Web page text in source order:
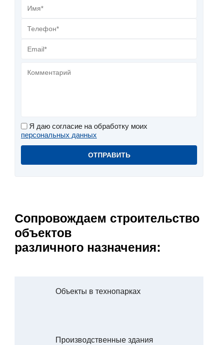
Я даю согласие на обработку моих
персональных данных
Сопровождаем строительство
объектов
различного назначения:
Объекты в технопарках
Производственные здания